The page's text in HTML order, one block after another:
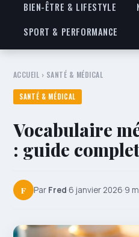
BIEN-ÊTRE & LIFESTYLE
SPORT & PERFORMANCE
ACCUEIL › SANTÉ & MÉDICAL
SANTÉ & MÉDICAL
Vocabulaire
: guide
F Par Fred·6 janvier 2026·9